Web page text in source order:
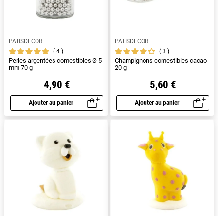
PATISDECOR
4
Perles argentées comestibles Ø 5
mm 70 g
4,90 €
Ajouter au panier
Aperçu rapide
PATISDECOR
3
Champignons comestibles cacao
20 g
5,60 €
Ajouter au panier
Aperçu rapide